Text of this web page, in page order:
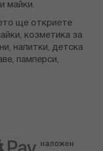
майки.
ще откриете
козметика за
напитки, детска
памперси,